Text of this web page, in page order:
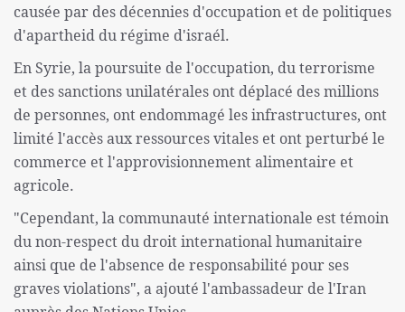
causée par des décennies d'occupation et de politiques
d'apartheid du régime d'israél.
En Syrie, la poursuite de l'occupation, du terrorisme
et des sanctions unilatérales ont déplacé des millions
de personnes, ont endommagé les infrastructures, ont
limité l'accès aux ressources vitales et ont perturbé le
commerce et l'approvisionnement alimentaire et
agricole.
"Cependant, la communauté internationale est témoin
du non-respect du droit international humanitaire
ainsi que de l'absence de responsabilité pour ses
graves violations", a ajouté l'ambassadeur de l'Iran